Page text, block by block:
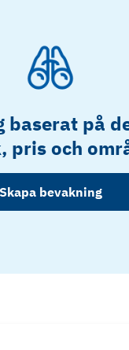
baserat på
pris och
Skapa bevakning